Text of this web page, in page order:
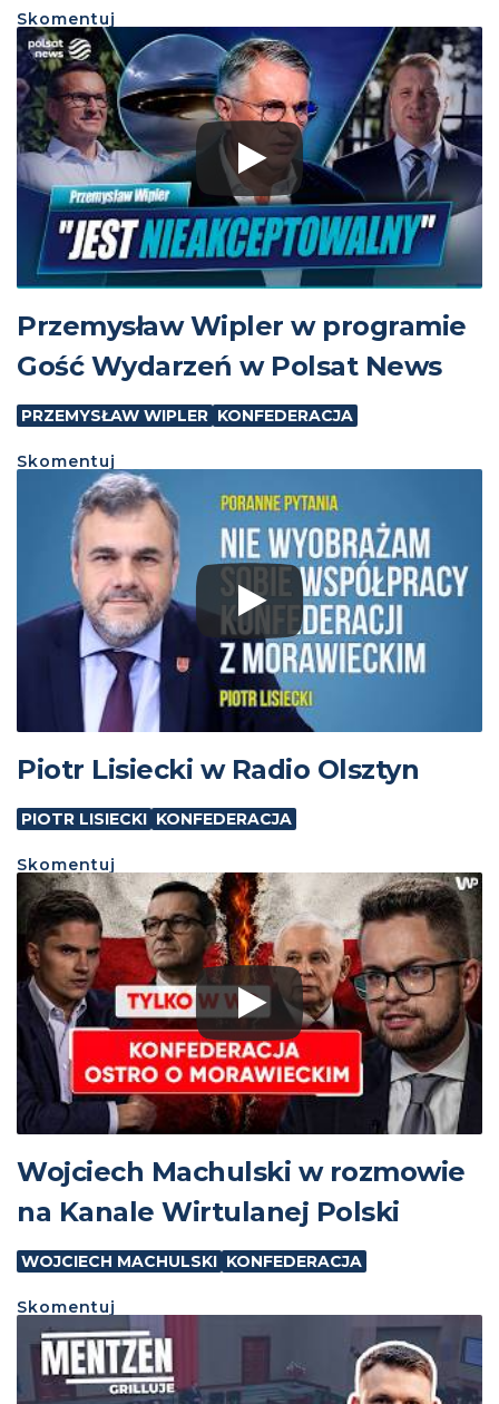
Skomentuj
Przemysław Wipler w programie
Gość Wydarzeń w Polsat News
PRZEMYSŁAW WIPLER KONFEDERACJA
Skomentuj
Piotr Lisiecki w Radio Olsztyn
PIOTR LISIECKI KONFEDERACJA
Skomentuj
Wojciech Machulski w rozmowie
na Kanale Wirtulanej Polski
WOJCIECH MACHULSKI KONFEDERACJA
Skomentuj